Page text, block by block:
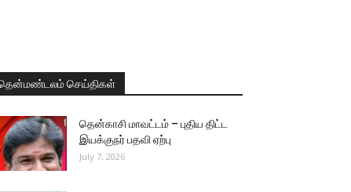
செய்திகள்
தென்காசி மாவட்டம் – புதிய திட்ட
இயக்குநர் பதவி ஏற்பு
July 7, 2026